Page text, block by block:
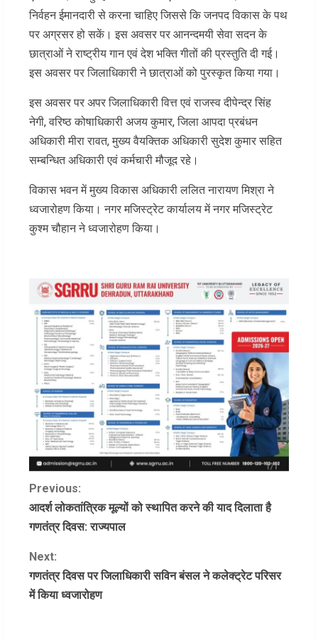
निर्वहन ईमानदारी से करना चाहिए जिससे कि जनपद विकास के पथ
पर अग्रसर हो सकें। इस अवसर पर आनन्दमयी सेवा सदन के
छात्राओं ने राष्ट्रीय गान एवं देश भक्ति गीतों की प्रस्तुति दी गई।
इस अवसर पर जिलाधिकारी ने छात्राओं को पुरस्कृत किया गया।
इस अवसर पर अपर जिलाधिकारी वित्त एवं राजस्व दीपेन्द्र सिंह
नेगी, वरिष्ठ कोषाधिकारी अजय कुमार, जिला आपदा प्रबंधन
अधिकारी मीरा रावत, मुख्य वैयक्तिक अधिकारी सुदेश कुमार सहित
सम्बन्धित अधिकारी एवं कर्मचारी मौजूद रहे।
विकास भवन में मुख्य विकास अधिकारी ललित नारायण मिश्रा ने
ध्वजारोहण किया। नगर मजिस्ट्रेट कार्यालय में नगर मजिस्ट्रेट
कुश्म चौहान ने ध्वजारोहण किया।
C
o
n
t
Previous:
आदर्श लोकतांत्रिक मूल्यों को स्थापित करने की याद दिलाता है
गणतंत्र दिवस: राज्यपाल
Next:
गणतंत्र दिवस पर जिलाधिकारी सविन बंसल ने कलेक्ट्रेट परिसर
में किया ध्वजारोहण